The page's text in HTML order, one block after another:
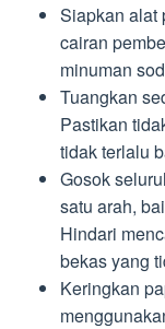
Siapkan alat
cairan
minuman
Tuangkan
Pastikan
tidak terlalu
Gosok
satu arah,
Hindari
bekas yang
Keringkan